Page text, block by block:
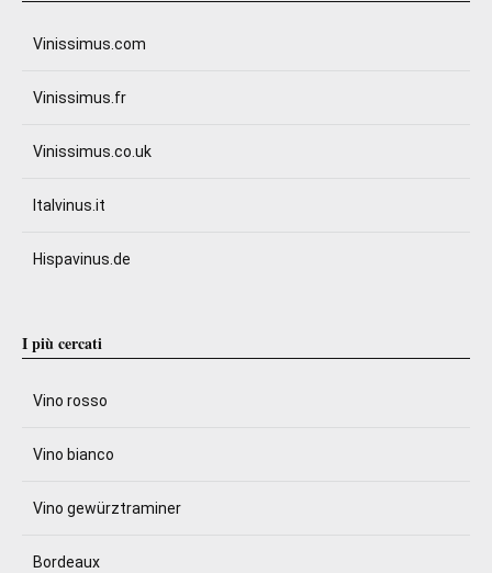
Vinissimus.com
Vinissimus.fr
Vinissimus.co.uk
Italvinus.it
Hispavinus.de
I più cercati
Vino rosso
Vino bianco
Vino gewürztraminer
Bordeaux